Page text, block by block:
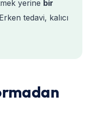
yerine bir
tedavi, kalıcı